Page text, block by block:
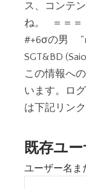
ス、コンテ
ね。 ＝＝＝
#+6σの男
SGT&BD
この情報へ
います。ロ
は下記リン
既存ユ
ユーザー名ま